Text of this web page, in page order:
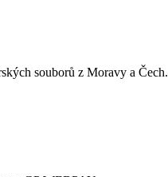
souborů z Moravy a Čech.